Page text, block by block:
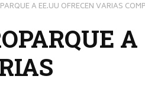
A EE.UU OFRECEN VARIAS
A